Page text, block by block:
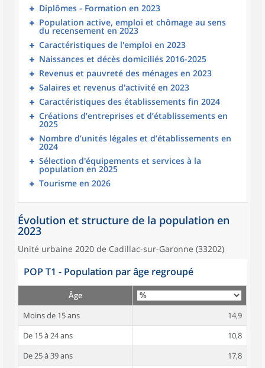
Diplômes - Formation en 2023
Population active, emploi et chômage au sens
du recensement en 2023
Caractéristiques de l'emploi en 2023
Naissances et décès domiciliés 2016-2025
Revenus et pauvreté des ménages en 2023
Salaires et revenus d'activité en 2023
Caractéristiques des établissements fin 2024
Créations d’entreprises et d’établissements en
2025
Nombre d’unités légales et d’établissements en
2024
Sélection d'équipements et services à la
population en 2025
Tourisme en 2026
Évolution et structure de la population en
2023
Unité urbaine 2020 de Cadillac-sur-Garonne (33202)
POP T1 - Population par âge regroupé
Âge
Moins de 15 ans
14,9
De 15 à 24 ans
10,8
De 25 à 39 ans
17,8